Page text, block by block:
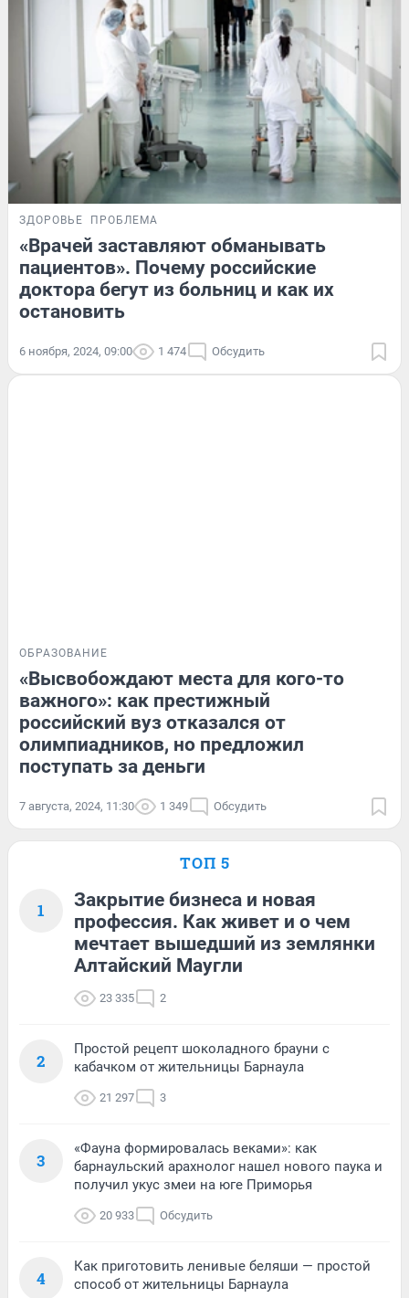
ЗДОРОВЬЕ ПРОБЛЕМА
«Врачей заставляют обманывать
пациентов». Почему российские
доктора бегут из больниц и как их
остановить
6 ноября, 2024, 09:00 1 474 Обсудить
ОБРАЗОВАНИЕ
«Высвобождают места для кого-то
важного»: как престижный
российский вуз отказался от
олимпиадников, но предложил
поступать за деньги
7 августа, 2024, 11:30 1 349 Обсудить
ТОП 5
1
Закрытие бизнеса и новая
профессия. Как живет и о чем
мечтает вышедший из землянки
Алтайский Маугли
23 335 2
2
Простой рецепт шоколадного брауни с
кабачком от жительницы Барнаула
21 297 3
3
«Фауна формировалась веками»: как
барнаульский арахнолог нашел нового паука и
получил укус змеи на юге Приморья
20 933 Обсудить
4
Как приготовить ленивые беляши — простой
способ от жительницы Барнаула